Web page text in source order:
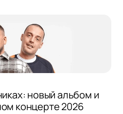
новый альбом и
концерте 2026